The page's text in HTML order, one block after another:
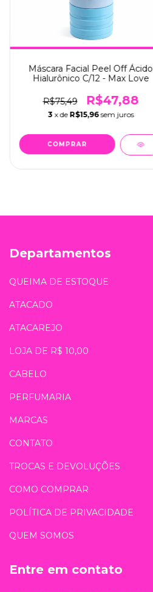
Máscara Facial Peel Off Ácido
Hialurônico C/12 - Max Love
R$75,49 R$47,88
3 x de R$15,96 sem juros
Departamentos
QUEIMA DE ESTOQUE
ATACADO
ATACAREJO
LOJA DE R$ 10,00
CABELO
PERFUMARIA
MARCAS
CONTATO
TROCAS E DEVOLUÇÕES
COMO COMPRAR
POLÍTICA DE PRIVACIDADE
QUEM SOMOS
Entre em contato